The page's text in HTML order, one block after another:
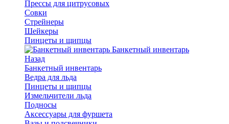
Прессы для цитрусовых
Совки
Стрейнеры
Шейкеры
Пинцеты и щипцы
Банкетный инвентарь
Назад
Банкетный инвентарь
Ведра для льда
Пинцеты и щипцы
Измельчители льда
Подносы
Аксессуары для фуршета